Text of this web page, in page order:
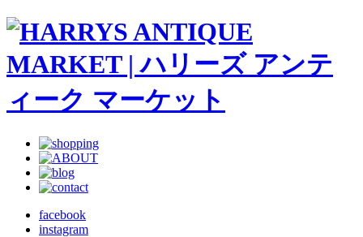
facebook
instagram